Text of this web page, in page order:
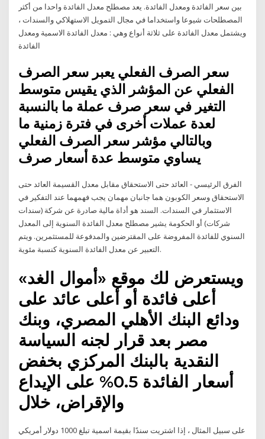
بين سعر الفائدة ومعدل الفائدة. يعد مصطلح معدل الفائدة واحدا من أكثر
المصطلحات شيوعا واستخداما في مجال التمويل الاستهلاكي والسندات ،
ويشتمل معدل الفائدة على ثلاثة أنواع وهي : معدل الفائدة الاسمية ومعدل
الفائدة
سعر الصرف الفعلي يعبر سعر الصرف
الفعلي عن المؤشر الذي يقيس متوسط
التغير في سعر صرف عملة ما بالنسبة
لعدة عملات أخرى في فترة زمنية ما
وبالتالي مؤشر سعر الصرف الفعلي
يساوي متوسط عدة أسعار صرف
الفرق الرئيسي - العائد حتى الاستحقاق مقابل معدل القسيمة العائد حتى
الاستحقاق وسعر الكوبون هما جانبان مهمان يجب فهمهما عند التفكير في
الاستثمار في السندات. السند هو أداة مالية صادرة عن شركة (سندات
شركات) أو الحكومة يشير مصطلح معدل الفائدة السنوية إلى المعدل
السنوي للفائدة المفروضة على المقترضين والمدفوعة للمستثمرين. ويتم
التعبير عن معدل الفائدة السنوية كنسبة مئوية.
ويستعرض لك موقع «أموال الغد»
أعلى فائدة أو أعلى عائد على
ودائع البنك الأهلي المصري، وبنك
مصر بعد قرار لجنه السياسة
النقدية بالبنك المركزي بخفض
أسعار الفائدة 0.5% على الإيداع
والإقراض، خلال
على سبيل المثال ، إذا اشتريت سندًا بقيمة اسمية تبلغ 1000 دولار أمريكي